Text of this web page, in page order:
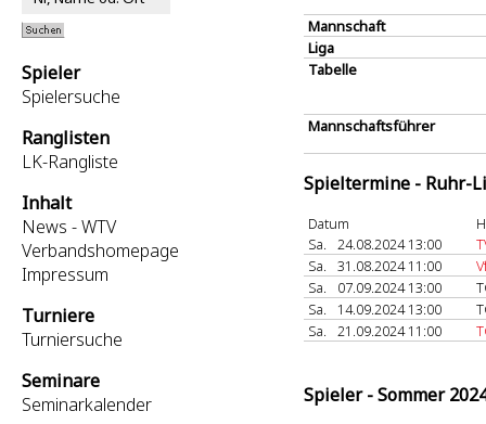
Spieler
Spielersuche
Ranglisten
LK-Rangliste
Inhalt
News - WTV
Verbandshomepage
Impressum
Turniere
Turniersuche
Seminare
Seminarkalender
Mannschaft
Liga
Tabelle
Mannschaftsführer
Spieltermine - Ruhr-
Datum
Sa.
24.08.2024 13:00
Sa.
31.08.2024 11:00
Sa.
07.09.2024 13:00
Sa.
14.09.2024 13:00
Sa.
21.09.2024 11:00
Spieler - Sommer